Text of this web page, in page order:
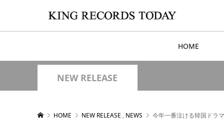
HOME
NEW RELEASE
HOME NEW RELEASE , NEWS 今年一番泣ける韓国ドラ